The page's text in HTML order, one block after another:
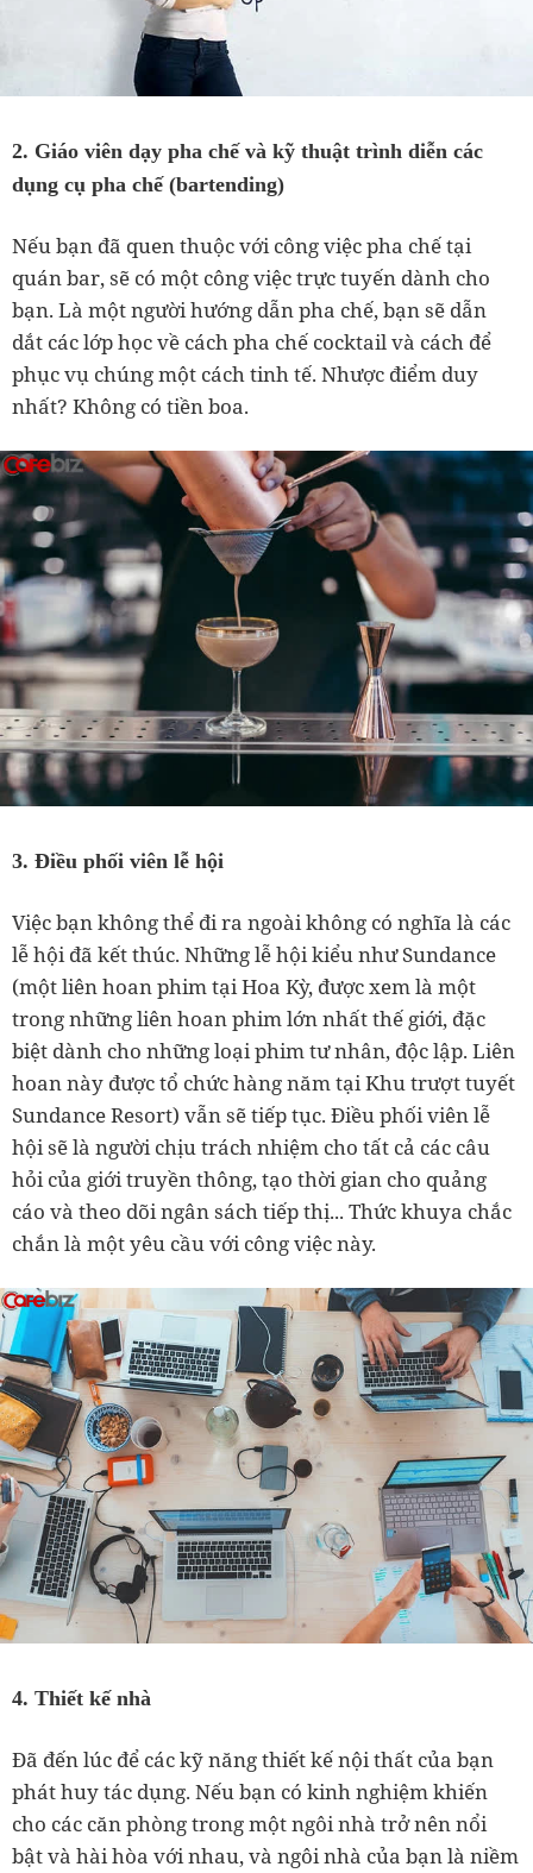
2. Giáo viên dạy pha chế và kỹ thuật trình diễn các
dụng cụ pha chế (bartending)
Nếu bạn đã quen thuộc với công việc pha chế tại
quán bar, sẽ có một công việc trực tuyến dành cho
bạn. Là một người hướng dẫn pha chế, bạn sẽ dẫn
dắt các lớp học về cách pha chế cocktail và cách để
phục vụ chúng một cách tinh tế. Nhược điểm duy
nhất? Không có tiền boa.
3. Điều phối viên lễ hội
Việc bạn không thể đi ra ngoài không có nghĩa là các
lễ hội đã kết thúc. Những lễ hội kiểu như Sundance
(một liên hoan phim tại Hoa Kỳ, được xem là một
trong những liên hoan phim lớn nhất thế giới, đặc
biệt dành cho những loại phim tư nhân, độc lập. Liên
hoan này được tổ chức hàng năm tại Khu trượt tuyết
Sundance Resort) vẫn sẽ tiếp tục. Điều phối viên lễ
hội sẽ là người chịu trách nhiệm cho tất cả các câu
hỏi của giới truyền thông, tạo thời gian cho quảng
cáo và theo dõi ngân sách tiếp thị... Thức khuya chắc
chắn là một yêu cầu với công việc này.
4. Thiết kế nhà
Đã đến lúc để các kỹ năng thiết kế nội thất của bạn
phát huy tác dụng. Nếu bạn có kinh nghiệm khiến
cho các căn phòng trong một ngôi nhà trở nên nổi
bật và hài hòa với nhau, và ngôi nhà của bạn là niềm